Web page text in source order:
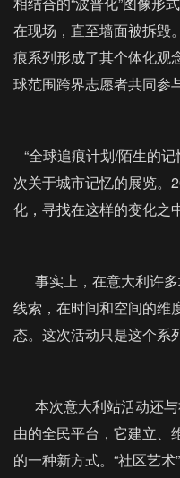
在现场，直至墙面被拆毁
痕系列形成了其个体化观
球范围跨界志愿者共同参
“全球追痕计划/陌生的
次关于城市记忆的展览。
化，寻找在这样的变化之
事实上，在意大利许多
线索，在时间和空间的维
态。这次活动只是这个系
本次意大利站活动还与
由的全民平台，它建立、
的一种新方式。“社区艺